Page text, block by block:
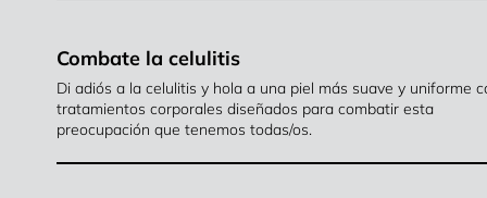
Combate la celulitis
Di adiós a la celulitis y hola a una piel más suave y uniforme
tratamientos corporales diseñados para combatir esta
preocupación que tenemos todas/os.